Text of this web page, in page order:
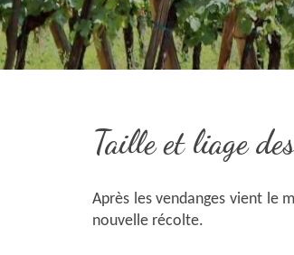
Taille et liage
Après les vendanges vient le
nouvelle récolte.